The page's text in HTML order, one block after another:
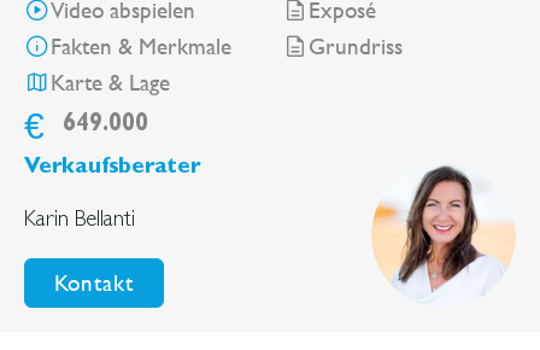
Video abspielen
Fakten & Merkmale
Karte & Lage
Exposé
Grundriss
€ 649.000
Verkaufsberater
Karin Bellanti
Kontakt